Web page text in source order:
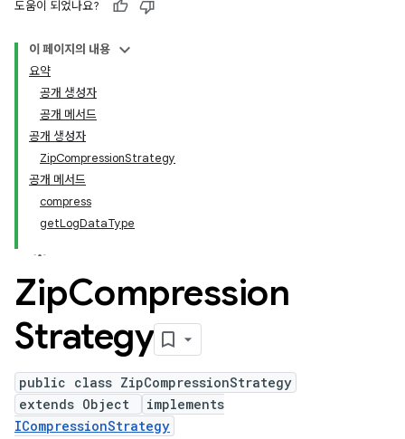
도움이 되었나요?
이 페이지의 내용
요약
공개 생성자
공개 메서드
공개 생성자
ZipCompressionStrategy
공개 메서드
compress
getLogDataType
ZipCompression
Strategy
public class ZipCompressionStrategy
extends Object
implements
ICompressionStrategy